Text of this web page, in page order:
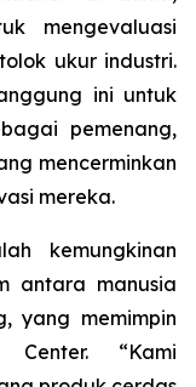
mengevaluasi
ukur industri.
ini untuk
pemenang,
mencerminkan
mereka.
kemungkinan
antara manusia
yang memimpin
Center. “Kami